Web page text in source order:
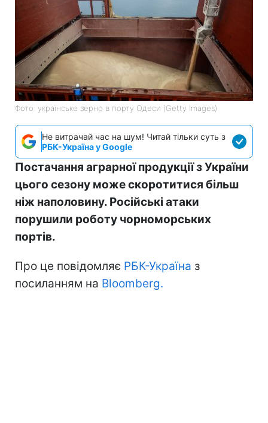
Фото: українське зерно в порту Одеси (Getty Images)
Не витрачай час на шум! Читай тільки суть з
РБК-Україна у Google
Постачання аграрної продукції з України
цього сезону може скоротитися більш
ніж наполовину. Російські атаки
порушили роботу чорноморських
портів.
Про це повідомляє РБК-Україна з
посиланням на Bloomberg.